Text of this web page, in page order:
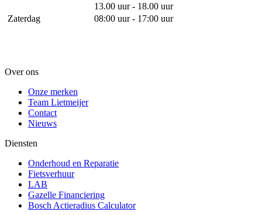
13.00 uur - 18.00 uur
Zaterdag
08:00 uur - 17:00 uur
Over ons
Onze merken
Team Lietmeijer
Contact
Nieuws
Diensten
Onderhoud en Reparatie
Fietsverhuur
LAB
Gazelle Financiering
Bosch Actieradius Calculator